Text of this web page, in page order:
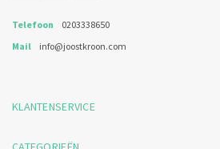
Telefoon
0203338650
Mail
info@joostkroon.com
KLANTENSERVICE